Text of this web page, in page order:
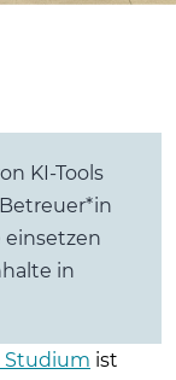
KI-Tools
einsetzen
in
Studium ist